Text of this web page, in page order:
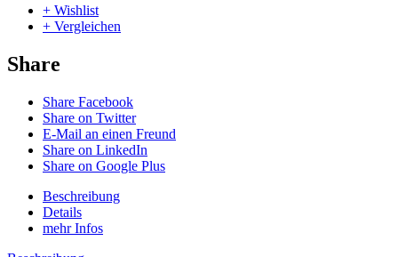
+ Wishlist
+ Vergleichen
Share
Share Facebook
Share on Twitter
E-Mail an einen Freund
Share on LinkedIn
Share on Google Plus
Beschreibung
Details
mehr Infos